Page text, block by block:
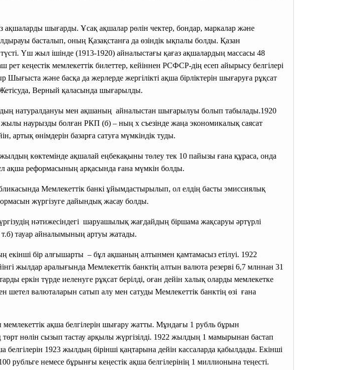
ақшаларды шығарды. Ұсақ ақшалар рөлін чектер, бондар, маркалар және
басталып, оның Қазақстанға да өзіндік ықпалы болды. Қазан
Үш жыл ішінде (1913-1920) айналыстағы қағаз ақшалардың массасы 48
кеңестік мемлекеттік билеттер, кейіннен РСФСР-дің есеп айырысу белгілері
және басқа да жерлерде жергілікті ақша бірліктерін шығаруға рұқсат
Жетісуда, Верный қаласында шығарылды.
натуралдануы мен ақшаның айналыстан шығарылуы болып табылады.1920
наурызды болған РКП (б) – ның х съезінде жаңа экономикалық саясат
өнімдерін базарға сатуға мүмкіндік туды.
көктемінде ақшалай еңбекақыны төлеу тек 10 пайызы ғана құраса, онда
ақша реформасының арқасында ғана мүмкін болды.
Мемлекеттік банкі ұйымдастырылып, ол елдің басты эмиссиялық
жүргізуге дайындық жасау болды.
нәтижесіндегі шаруашылық жағдайдың біршама жақсаруы әртүрлі
т.б) тауар айналымының артуы жатады.
бір алғышарты – бұл ақшаның алтынмен қамтамасыз етілуі. 1922
жылдар аралығында Мемлекеттік банктің алтын валюта резерві 6,7 млннан 31
еркін түрде иеленуге рұқсат берілді, оған дейін халық оларды мемлекетке
шетел валюталарын сатып алу мен сатуды Мемлекеттік банктің өзі ғана
ақша белгілерін шығару жатты. Мұндағы 1 рубль бұрын
нөлін сызып тастау арқылы жүргізілді. 1922 жылдың 1 мамырынан бастап
1923 жылдың бірінші қаңтарына дейін кассаларда қабылдады. Екінші
немесе бұрынғы кеңестік ақша белгілерінің 1 миллионына теңесті.